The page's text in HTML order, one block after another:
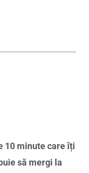
10 minute care îți
să mergi la